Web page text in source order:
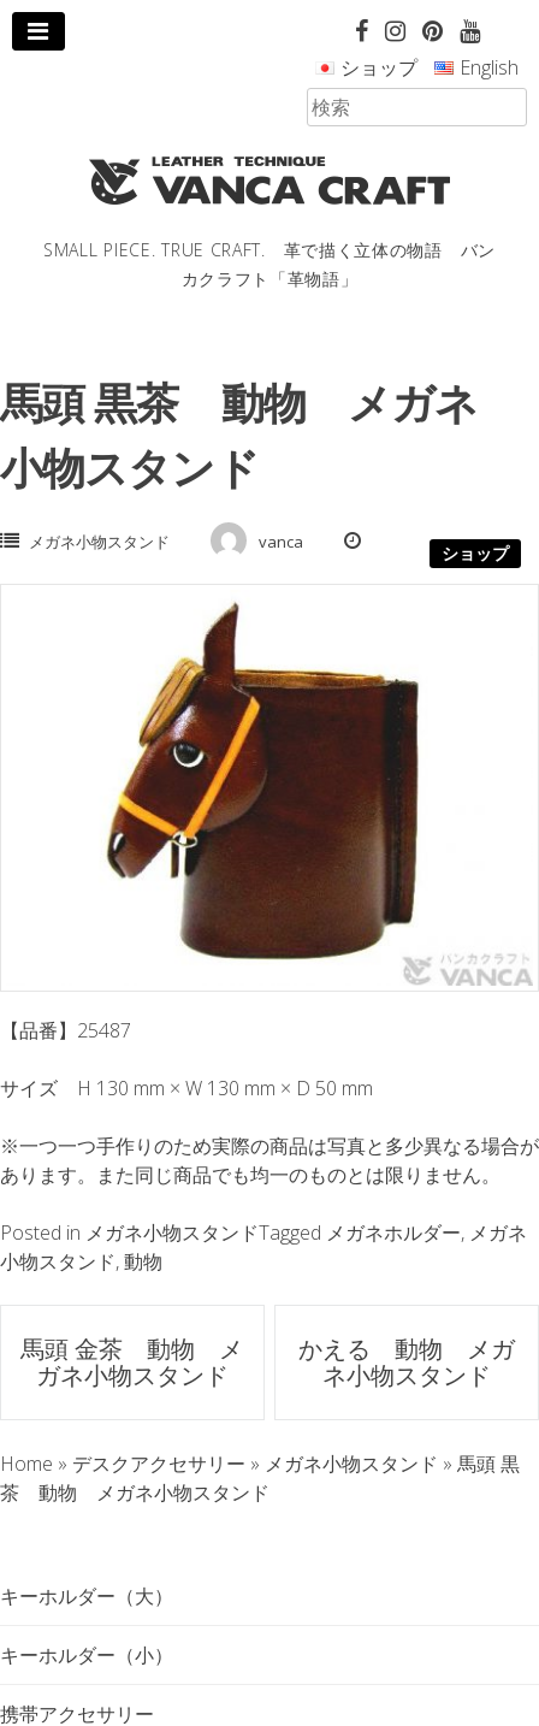
コ
ン
SMALL PIECE. TRUE CRAFT. 革で描く立体の物語 バン
カクラフト「革物語」
ショップ English
馬頭 黒茶 動物 メガネ
小物スタンド
ショップ
メガネ小物スタンド vanca
【品番】25487
サイズ H 130 mm × W 130 mm × D 50 mm
※一つ一つ手作りのため実際の商品は写真と多少異なる場合が
あります。また同じ商品でも均一のものとは限りません。
Posted in メガネ小物スタンドTagged メガネホルダー, メガネ
小物スタンド,動物
ポ
ト
ナ
ゲ
ー
馬頭 金茶 動物 メ
ガネ小物スタンド
かえる 動物 メガ
ネ小物スタンド
Home » デスクアクセサリー » メガネ小物スタンド » 馬頭 黒
茶 動物 メガネ小物スタンド
キーホルダー（大）
キーホルダー（小）
携帯アクセサリー